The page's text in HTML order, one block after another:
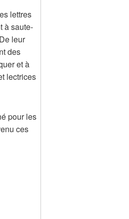
lettres
à saute-
leur
des
et à
lectrices
pour les
ces